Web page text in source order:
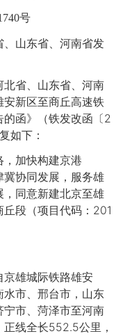
号
山东省、河南省发
省、山东省、河南
新区至商丘高速铁
函》（铁发改函〔2
如下：
快构建京港
冀协同发展，服务雄
同意新建北京至雄
段（项目代码：201
雄城际铁路雄安
市、邢台市，山东
市、菏泽市至河南
线全长552.5公里，